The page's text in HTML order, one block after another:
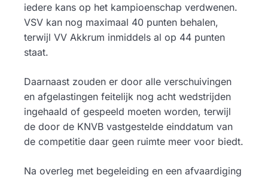
iedere kans op het kampioenschap verdwenen.
VSV kan nog maximaal 40 punten behalen,
terwijl VV Akkrum inmiddels al op 44 punten
staat.
Daarnaast zouden er door alle verschuivingen
en afgelastingen feitelijk nog acht wedstrijden
ingehaald of gespeeld moeten worden, terwijl
de door de KNVB vastgestelde einddatum van
de competitie daar geen ruimte meer voor biedt.
Na overleg met begeleiding en een afvaardiging